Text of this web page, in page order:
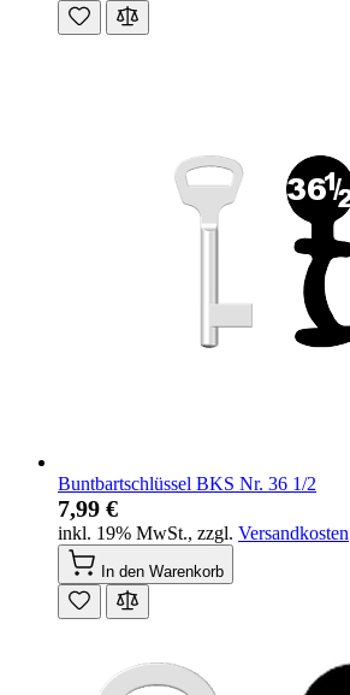
Buntbartschlüssel BKS Nr. 36 1/2
7,99 €
inkl. 19% MwSt., zzgl. Versandkosten
In den Warenkorb